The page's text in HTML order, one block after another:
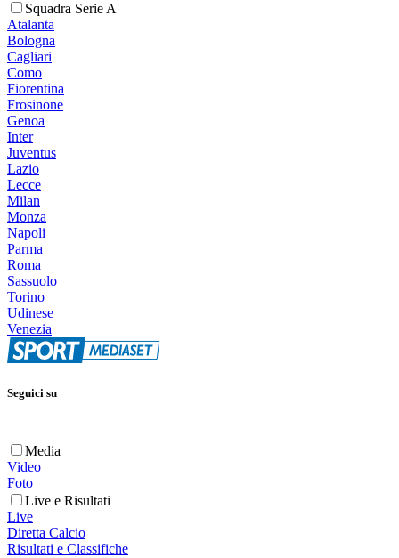
Squadra Serie A
Atalanta
Bologna
Cagliari
Como
Fiorentina
Frosinone
Genoa
Inter
Juventus
Lazio
Lecce
Milan
Monza
Napoli
Parma
Roma
Sassuolo
Torino
Udinese
Venezia
Seguici su
Media
Video
Foto
Live e Risultati
Live
Diretta Calcio
Risultati e Classifiche